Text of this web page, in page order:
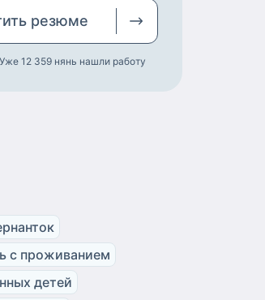
резюме
12 359 нянь нашли работу
с проживанием
детей